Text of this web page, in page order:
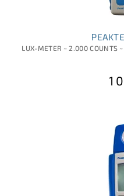
LUX-METER ~ 2.000
1